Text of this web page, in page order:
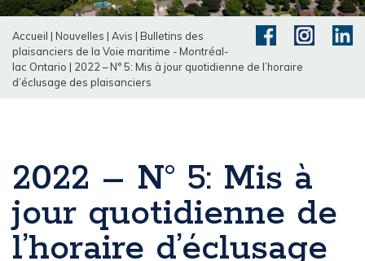
Accueil | Nouvelles | Avis | Bulletins des
plaisanciers de la Voie maritime - Montréal-
lac Ontario | 2022 – N° 5: Mis à jour quotidienne de l’horaire
d’éclusage des plaisanciers
2022 – N° 5: Mis à
jour quotidienne de
l’horaire d’éclusage